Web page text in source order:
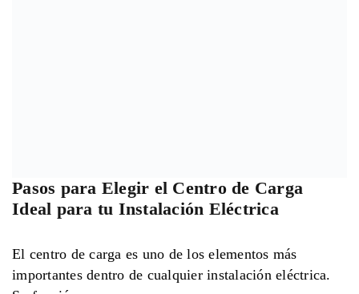
Tipos de Interruptor de Doble Tiro y Para
Dentro de las instalaciones eléctricas existen distintos